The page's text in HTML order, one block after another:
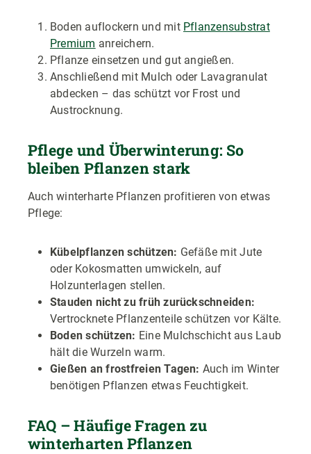
Boden auflockern und mit Pflanzensubstrat
Premium anreichern.
Pflanze einsetzen und gut angießen.
Anschließend mit Mulch oder Lavagranulat
abdecken – das schützt vor Frost und
Austrocknung.
Pflege und Überwinterung: So
bleiben Pflanzen stark
Auch winterharte Pflanzen profitieren von etwas
Pflege:
Kübelpflanzen schützen: Gefäße mit Jute
oder Kokosmatten umwickeln, auf
Holzunterlagen stellen.
Stauden nicht zu früh zurückschneiden:
Vertrocknete Pflanzenteile schützen vor Kälte.
Boden schützen: Eine Mulchschicht aus Laub
hält die Wurzeln warm.
Gießen an frostfreien Tagen: Auch im Winter
benötigen Pflanzen etwas Feuchtigkeit.
FAQ – Häufige Fragen zu
winterharten Pflanzen